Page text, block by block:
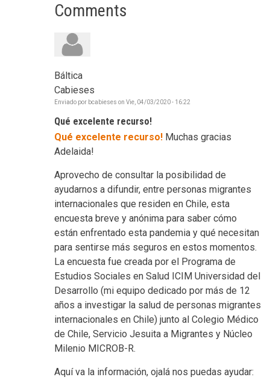
Comments
Báltica
Cabieses
Enviado por bcabieses on Vie, 04/03/2020 - 16:22
Qué excelente recurso!
Qué excelente recurso! Muchas gracias
Adelaida!
Aprovecho de consultar la posibilidad de
ayudarnos a difundir, entre personas migrantes
internacionales que residen en Chile, esta
encuesta breve y anónima para saber cómo
están enfrentado esta pandemia y qué necesitan
para sentirse más seguros en estos momentos.
La encuesta fue creada por el Programa de
Estudios Sociales en Salud ICIM Universidad del
Desarrollo (mi equipo dedicado por más de 12
años a investigar la salud de personas migrantes
internacionales en Chile) junto al Colegio Médico
de Chile, Servicio Jesuita a Migrantes y Núcleo
Milenio MICROB-R.
Aquí va la información, ojalá nos puedas ayudar: